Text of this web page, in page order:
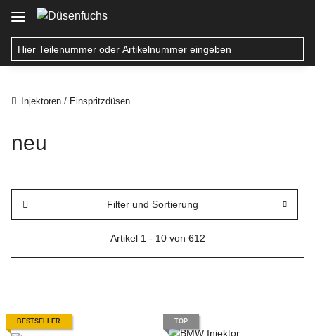
Injektoren / Einspritzdüsen
neu
Filter und Sortierung
Artikel 1 - 10 von 612
BESTSELLER TOP